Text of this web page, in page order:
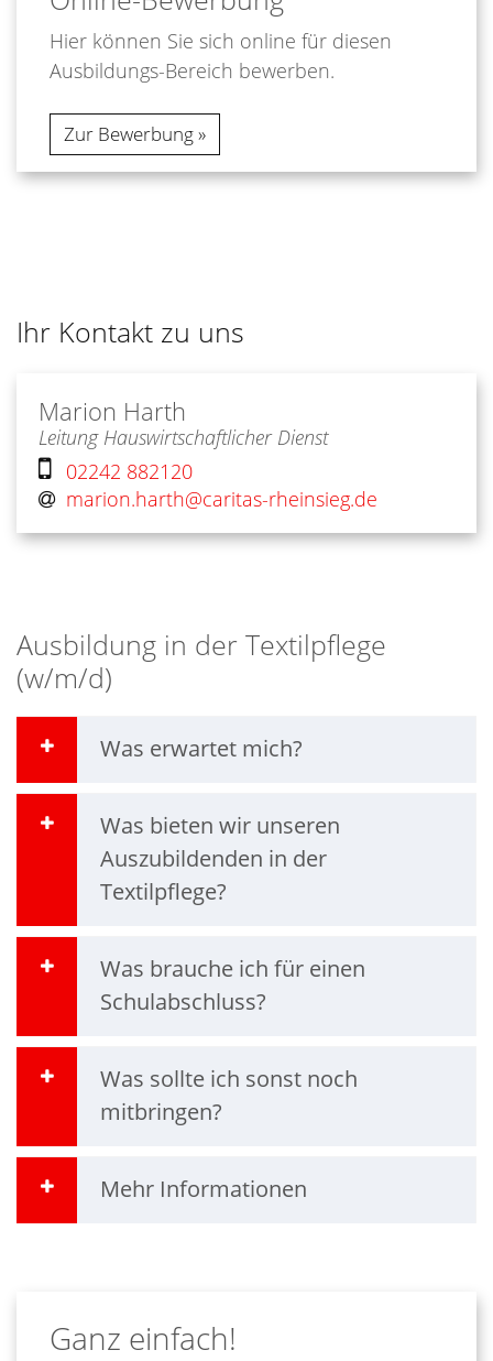
Hier können Sie sich online für diesen
Ausbildungs-Bereich bewerben.
Zur Bewerbung
Ihr Kontakt zu uns
Marion Harth
Leitung Hauswirtschaftlicher Dienst
02242 882120
marion.harth@​caritas-rheinsieg.de
Ausbildung in der Textilpflege
(w/m/d)
Was erwartet mich?
Was bieten wir unseren
Auszubildenden in der
Textilpflege?
Was brauche ich für einen
Schulabschluss?
Was sollte ich sonst noch
mitbringen?
Mehr Informationen
Ganz einfach!